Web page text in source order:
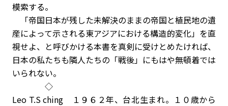
模索する。
「帝国日本が残した未解決のままの帝国と植民地の遺
産によって示される東アジアにおける構造的変化」を直
視せよ、と呼びかける本書を真剣に受けとめたければ、
日本の私たちも隣人たちの「戦後」にもはや無頓着では
いられない。
◇
Leo T.S ching １９６２年、台北生まれ。１０歳から